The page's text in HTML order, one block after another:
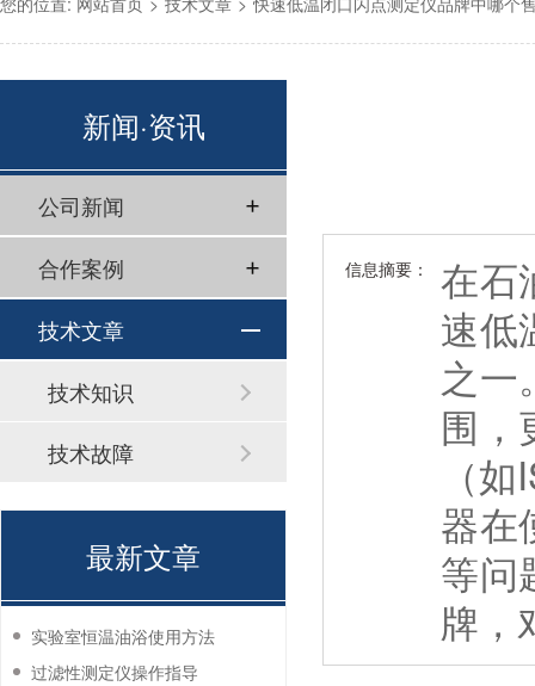
信息摘要：
在石
速低
之一
围，
（
器在
等问
牌，
新闻·资讯
公司新闻
合作案例
技术文章
技术知识
技术故障
最新文章
实验室恒温油浴使用方法
过滤性测定仪操作指导